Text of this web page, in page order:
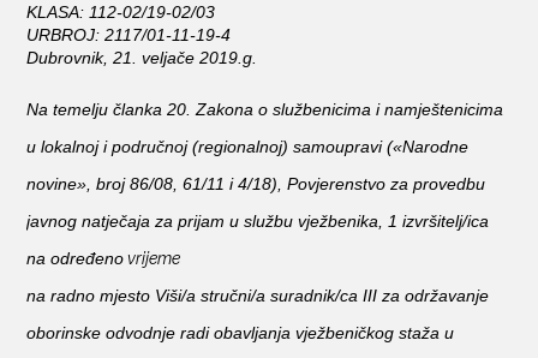
KLASA: 112-02/19-02/03
URBROJ: 2117/01-11-19-4
Dubrovnik, 21. veljače 2019.g.
Na temelju članka 20. Zakona o službenicima i namještenicima
u lokalnoj i područnoj (regionalnoj) samoupravi («Narodne
novine», broj 86/08, 61/11 i 4/18),Povjerenstvo za provedbu
javnog natječaja za prijam u službu vježbenika, 1 izvršitelj/ica
na određenovrijeme
na radno mjesto Viši/a stručni/a suradnik/ca III za održavanje
oborinske odvodnje radi obavljanja vježbeničkog staža u